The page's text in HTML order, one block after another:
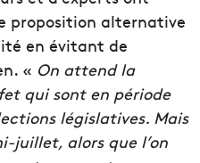
proposition alternative
en évitant de
« On attend la
qui sont en période
législatives. Mais
juillet, alors que l’on